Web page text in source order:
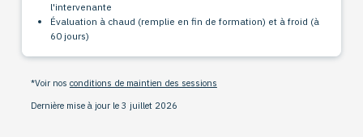
l'intervenante
Évaluation à chaud (remplie en fin de formation) et à froid (à
60 jours)
*Voir nos conditions de maintien des sessions
Dernière mise à jour le 3 juillet 2026